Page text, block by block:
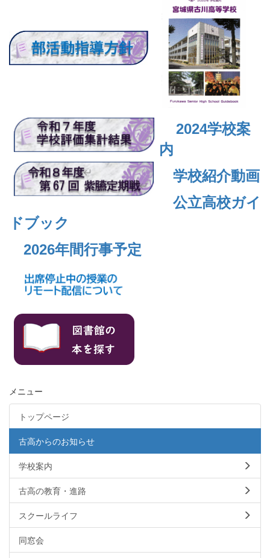
2024学校案
内
学校紹介動画
公立高校ガイ
ドブック
2026年間行事予定
メニュー
トップページ
古高からのお知らせ
学校案内
古高の教育・進路
スクールライフ
同窓会